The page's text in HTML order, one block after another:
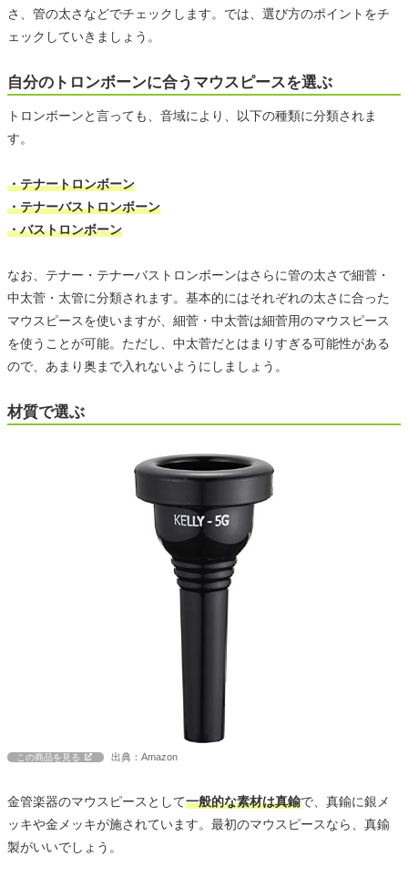
さ、管の太さなどでチェックします。では、選び方のポイントをチ
ェックしていきましょう。
自分のトロンボーンに合うマウスピースを選ぶ
トロンボーンと言っても、音域により、以下の種類に分類されま
す。
・テナートロンボーン
・テナーバストロンボーン
・バストロンボーン
なお、テナー・テナーバストロンボーンはさらに管の太さで細菅・
中太菅・太管に分類されます。基本的にはそれぞれの太さに合った
マウスピースを使いますが、細菅・中太菅は細菅用のマウスピース
を使うことが可能。ただし、中太菅だとはまりすぎる可能性がある
ので、あまり奥まで入れないようにしましょう。
材質で選ぶ
この商品を見る 出典：Amazon
金管楽器のマウスピースとして一般的な素材は真鍮で、真鍮に銀メ
ッキや金メッキが施されています。最初のマウスピースなら、真鍮
製がいいでしょう。